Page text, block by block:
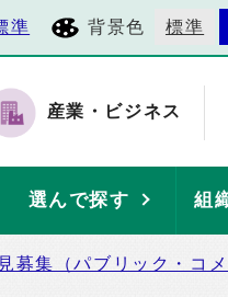
準 背景色 標準
産業・ビジネス
選んで探す 組
募集（パブリック・コメ